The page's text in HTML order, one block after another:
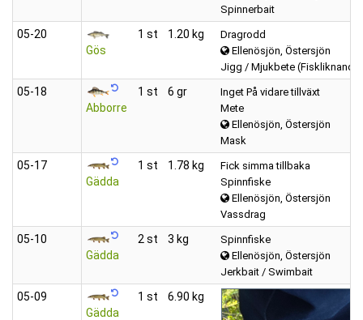
Spinnerbait
05‑20
Gös
1 st 1.20 kg
Dragrodd
Ellenösjön, Östersjön
Jigg / Mjukbete (Fiskliknande)
05‑18
Abborre
1 st 6 gr
Inget På vidare tillväxt
Mete
Ellenösjön, Östersjön
Mask
05‑17
Gädda
1 st 1.78 kg
Fick simma tillbaka
Spinnfiske
Ellenösjön, Östersjön
Vassdrag
05‑10
Gädda
2 st 3 kg
Spinnfiske
Ellenösjön, Östersjön
Jerkbait / Swimbait
05‑09
Gädda
1 st 6.90 kg